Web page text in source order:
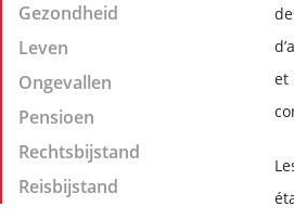
Gezondheid
Leven
Ongevallen
Pensioen
Rechtsbijstand
Reisbijstand
et